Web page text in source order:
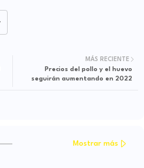
MÁS RECIENTE
Precios del pollo y el huevo
seguirán aumentando en 2022
Mostrar más